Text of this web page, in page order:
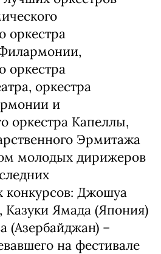
оркестра
оркестра
оркестра
и
оркестра Капеллы,
Эрмитажа
молодых дирижеров
Джошуа
Казуки Ямада (Япония)
(Азербайджан) –
на фестивале